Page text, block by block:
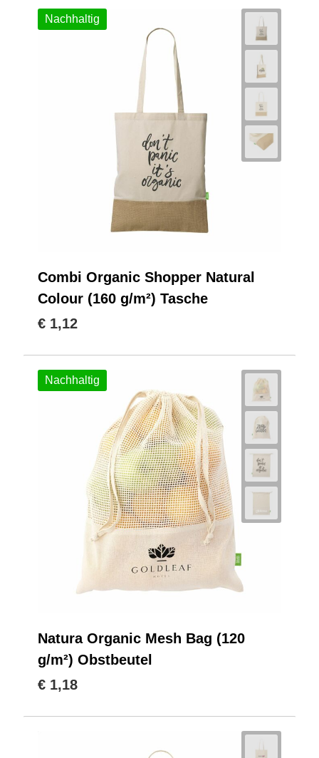
Nachhaltig
Combi Organic Shopper Natural
Colour (160 g/m²) Tasche
€ 1,12
Nachhaltig
Natura Organic Mesh Bag (120
g/m²) Obstbeutel
€ 1,18